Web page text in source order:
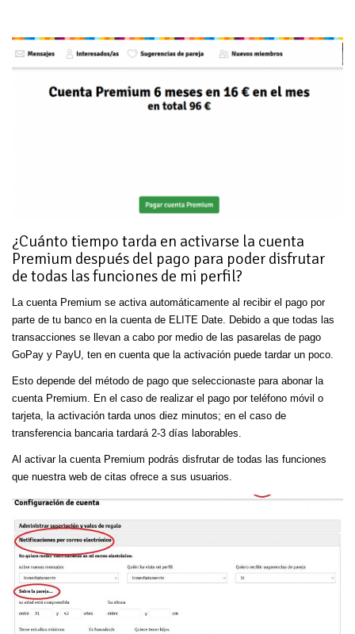
¿Cuánto tiempo tarda en activarse la cuenta
Premium después del pago para poder disfrutar
de todas las funciones de mi perfil?
La cuenta Premium se activa automáticamente al recibir el pago por
parte de tu banco en la cuenta de ELITE Date. Debido a que todas las
transacciones se llevan a cabo por medio de las pasarelas de pago
GoPay y PayU, ten en cuenta que la activación puede tardar un poco.
Esto depende del método de pago que seleccionaste para abonar la
cuenta Premium. En el caso de realizar el pago por teléfono móvil o
tarjeta, la activación tarda unos diez minutos; en el caso de
transferencia bancaria tardará 2-3 días laborables.
Al activar la cuenta Premium podrás disfrutar de todas las funciones
que nuestra web de citas ofrece a sus usuarios.